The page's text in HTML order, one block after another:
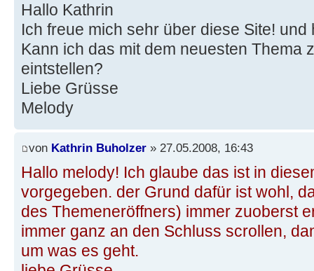
Hallo Kathrin
Ich freue mich sehr über diese Site!
Kann ich das mit dem neuesten Thema
eintstellen?
Liebe Grüsse
Melody
von Kathrin Buholzer » 27.05.2008, 16:43
Hallo melody! Ich glaube das ist in
vorgegeben. der Grund dafür ist wohl,
des Themeneröffners) immer zuoberst
immer ganz an den Schluss scrollen,
um was es geht.